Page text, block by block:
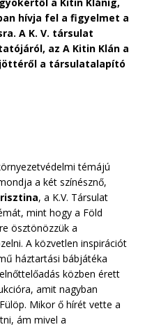
hívja fel a figyelmet a
A K. V. társulat
az A Kitin Klán a
a társulatalapító
témájú
a két színésznő,
, a K.V. Társulat
mint hogy a Föld
ösztönözzük a
A közvetlen inspirációt
háztartási bábjátéka
közben érett
amit nagyban
Mikor ő hírét vette a
ám mivel a